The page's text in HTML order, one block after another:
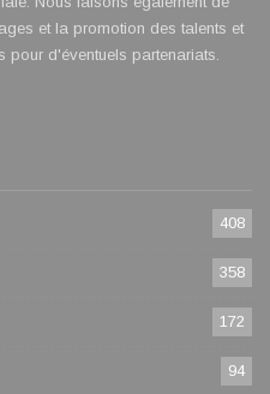
et la promotion des talents et
pour d'éventuels partenariats.
408
358
172
94